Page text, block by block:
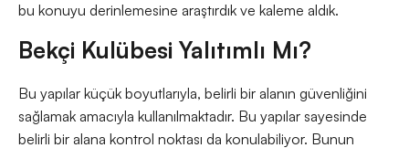
bu konuyu derinlemesine araştırdık ve kaleme aldık.
Bekçi Kulübesi Yalıtımlı Mı?
Bu yapılar küçük boyutlarıyla, belirli bir alanın güvenliğini
sağlamak amacıyla kullanılmaktadır. Bu yapılar sayesinde
belirli bir alana kontrol noktası da konulabiliyor. Bunun